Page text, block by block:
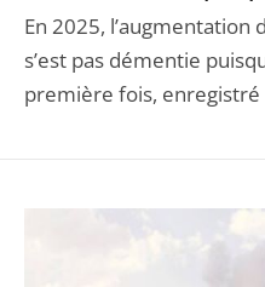
En 2025, l’augmentation
s’est pas démentie
première fois, enregistré